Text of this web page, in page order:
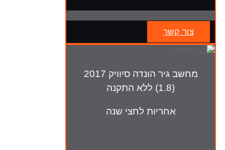
צור קשר
מחשב גיר הונדה סיוויק 2017
(1.8) ללא התקנה
אחריות לחצי שנה